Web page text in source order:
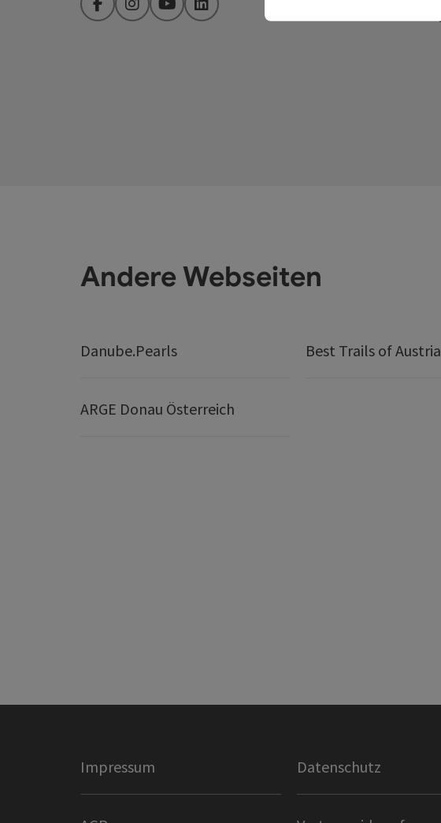
FacebookInstagramYouTubeLinkedIn
Andere Webseiten
Danube.Pearls Best Trails of Austria
ARGE Donau Österreich
Impressum Datenschutz